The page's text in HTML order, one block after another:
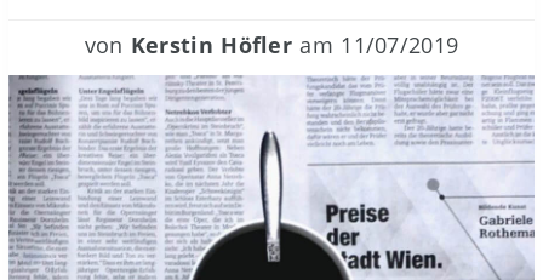
von Kerstin Höfler am 11/07/2019